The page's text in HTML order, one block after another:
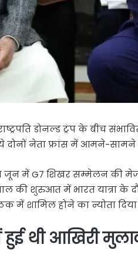
डोनल्ड ट्रंप के बीच
ये दोनों नेता फ्रांस में आमने-
में G7 शिखर सम्मेलन की
की शुरुआत में भारत यात्रा के
में शामिल होने का न्योता दिया
थी आखिरी